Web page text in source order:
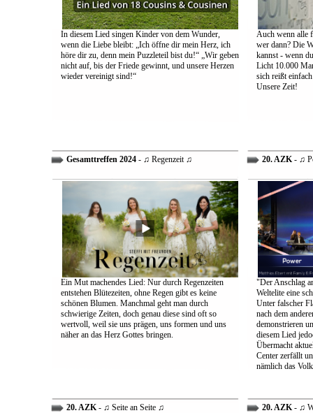
In diesem Lied singen Kinder von dem Wunder,
wenn die Liebe bleibt: „Ich öffne dir mein Herz, ich
höre dir zu, denn mein Puzzleteil bist du!“ „Wir geben
nicht auf, bis der Friede gewinnt, und unsere Herzen
wieder vereinigt sind!“
Auch wenn alle
wer dann? Die
kannst - wenn
Licht 10.000
sich reißt
Unsere Zeit!
Gesamttreffen 2024- ♫ Regenzeit ♫
Ein Mut machendes Lied: Nur durch Regenzeiten
entstehen Blütezeiten, ohne Regen gibt es keine
schönen Blumen. Manchmal geht man durch
schwierige Zeiten, doch genau diese sind oft so
wertvoll, weil sie uns prägen, uns formen und uns
näher an das Herz Gottes bringen.
20. AZK- ♫
"Der Anschlag
Weltelite eine
Unter falscher
nach dem
demonstrieren
diesem Lied
Übermacht
Center zerfällt
nämlich das
20. AZK- ♫ Seite an Seite ♫ 20. AZK- ♫